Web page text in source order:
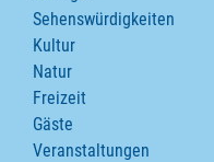
Sehenswürdigkeiten
Kultur
Natur
Freizeit
Gäste
Veranstaltungen